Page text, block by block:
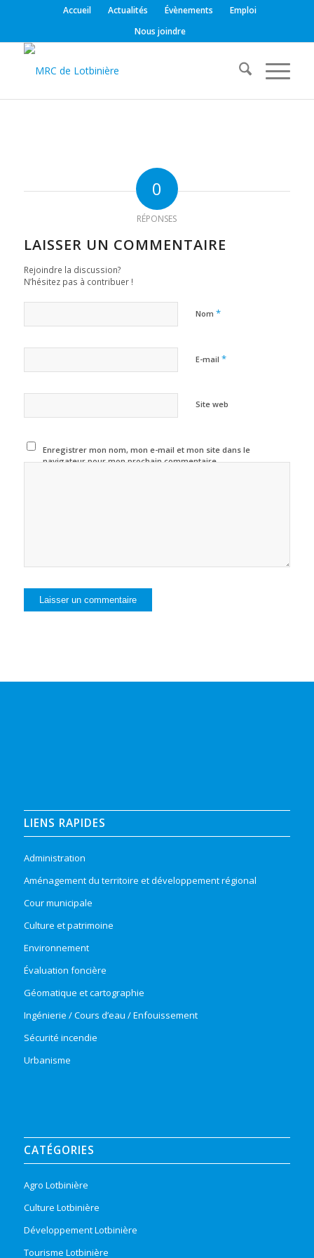
Accueil Actualités Évènements
Emploi
Nous joindre
0
RÉPONSES
LAISSER UN COMMENTAIRE
Rejoindre la discussion?
N’hésitez pas à contribuer !
Nom *
E-mail *
Site web
Enregistrer mon nom, mon e-mail et mon site dans le
navigateur pour mon prochain commentaire.
LIENS RAPIDES
Administration
Aménagement du territoire et développement régional
Cour municipale
Culture et patrimoine
Environnement
Évaluation foncière
Géomatique et cartographie
Ingénierie / Cours d’eau / Enfouissement
Sécurité incendie
Urbanisme
CATÉGORIES
Agro Lotbinière
Culture Lotbinière
Développement Lotbinière
Tourisme Lotbinière